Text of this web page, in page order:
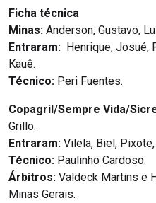
Ficha técnica
Minas: Anderson, Gustavo,
Entraram: Henrique, Josué,
Kauê.
Técnico: Peri Fuentes.
Copagril/Sempre Vida/
Grillo.
Entraram: Vilela, Biel, Pixote,
Técnico: Paulinho Cardoso.
Árbitros: Valdeck Martins e
Minas Gerais.